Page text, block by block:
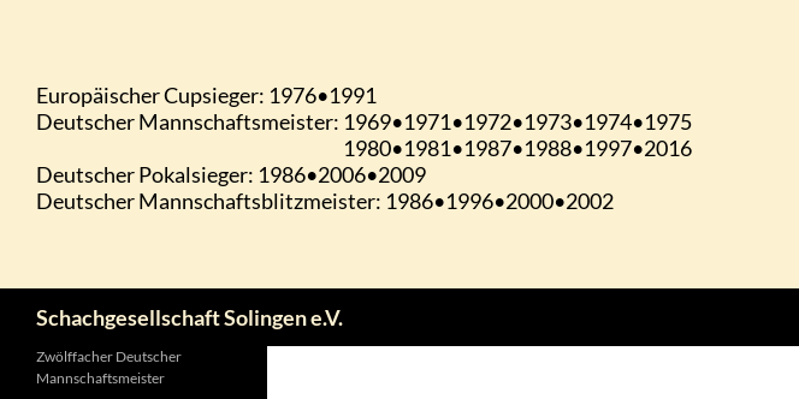
Schachgesellschaft Solingen e.V.
Zwölffacher Deutscher
Mannschaftsmeister